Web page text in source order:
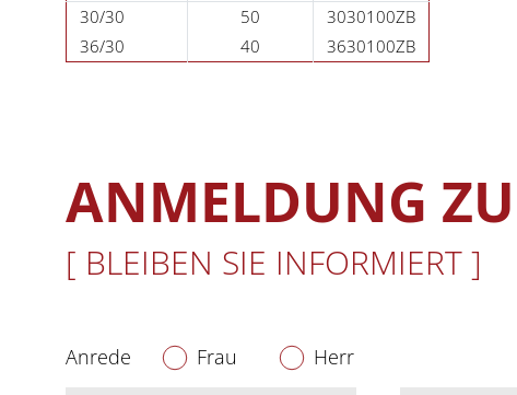
30/30
50
3030100ZB
36/30
40 3630100ZB
ANMELDUNG
[ BLEIBEN SIE INFORMIERT ]
Anrede Frau Herr